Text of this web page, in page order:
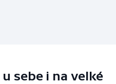
sebe i na velké